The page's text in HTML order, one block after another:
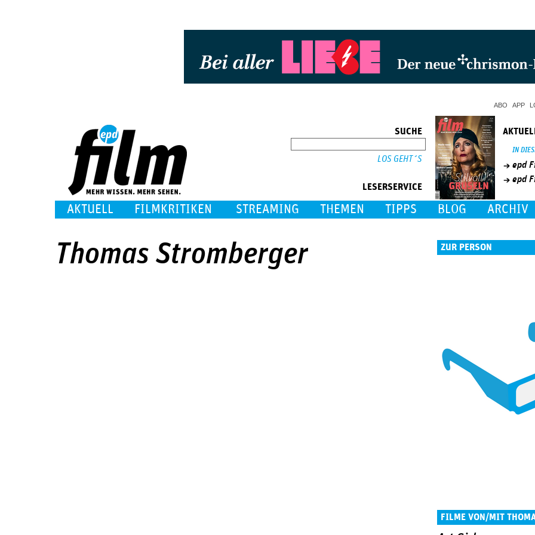
ABO APP
SUCHE
LESERSERVICE
IN
epd
epd
AKTUELL FILMKRITIKEN STREAMING THEMEN TIPPS BLOG ARCHIV
Thomas Stromberger ZUR PERSON
FILME VON/MIT
STROMBERGER